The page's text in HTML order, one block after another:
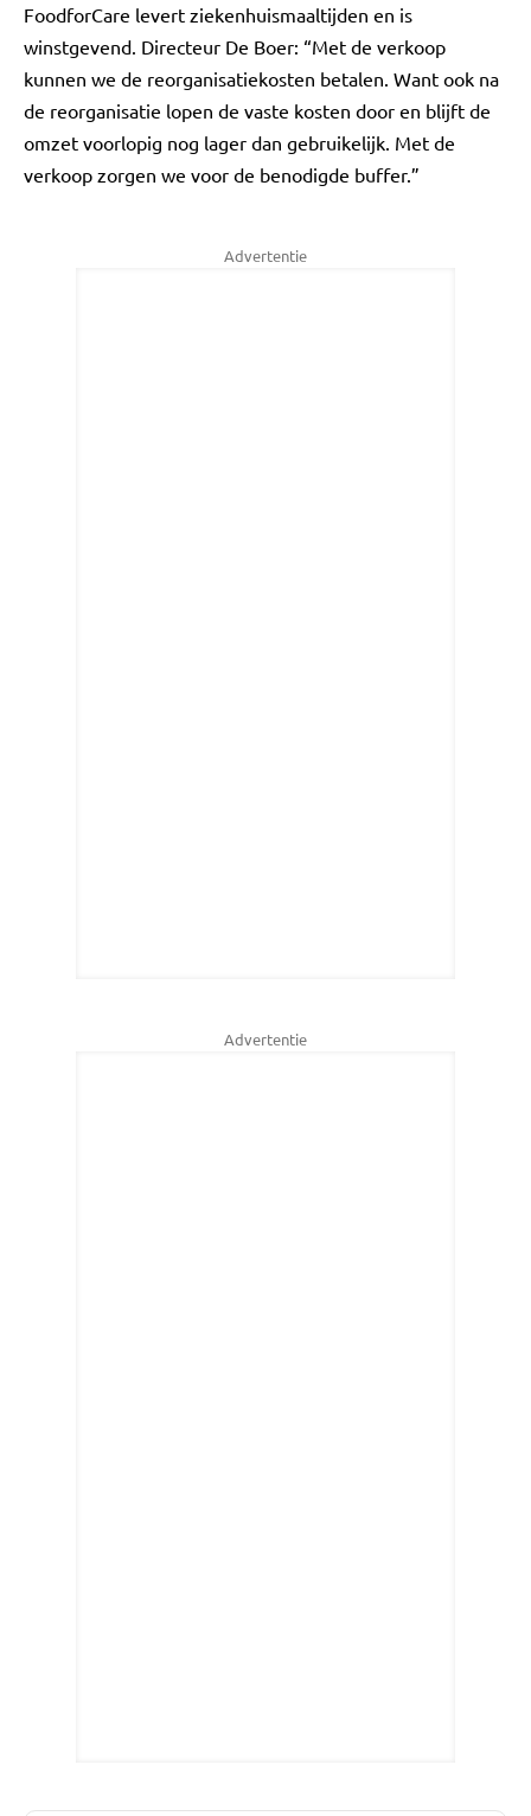
FoodforCare levert ziekenhuismaaltijden en is
winstgevend. Directeur De Boer: “Met de verkoop
kunnen we de reorganisatiekosten betalen. Want ook na
de reorganisatie lopen de vaste kosten door en blijft de
omzet voorlopig nog lager dan gebruikelijk. Met de
verkoop zorgen we voor de benodigde buffer.”
Advertentie
Advertentie